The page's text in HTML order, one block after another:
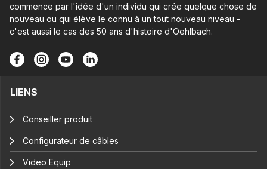
commence par l'idée d'un individu qui crée quelque chose de
nouveau ou qui élève le connu à un tout nouveau niveau -
c'est aussi le cas des 50 ans d'histoire d'Oehlbach.
LIENS
Conseiller produit
Configurateur de câbles
Video Equip